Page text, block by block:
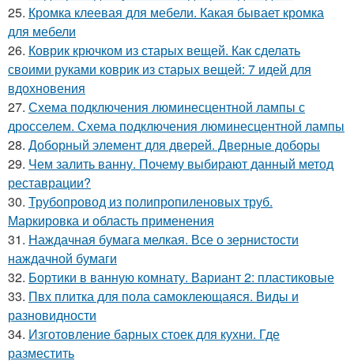
25. Кромка клеевая для мебели. Какая бывает кромка
для мебели
26. Коврик крючком из старых вещей. Как сделать
своими руками коврик из старых вещей: 7 идей для
вдохновения
27. Схема подключения люминесцентной лампы с
дросселем. Схема подключения люминесцентной лампы
28. Доборный элемент для дверей. Дверные доборы
29. Чем залить ванну. Почему выбирают данный метод
реставрации?
30. Трубопровод из полипропиленовых труб.
Маркировка и область применения
31. Наждачная бумага мелкая. Все о зернистости
наждачной бумаги
32. Бортики в ванную комнату. Вариант 2: пластиковые
33. Пвх плитка для пола самоклеющаяся. Виды и
разновидности
34. Изготовление барных стоек для кухни. Где
разместить